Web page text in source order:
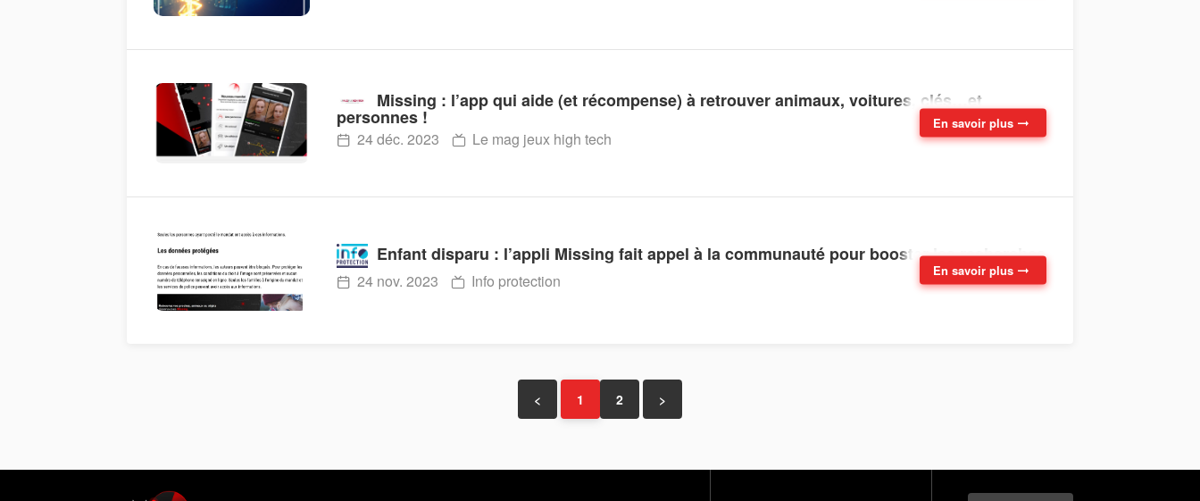
Missing : l’app qui aide (et récompense) à retrouver animaux, voitures, clés…et
personnes !
24 déc. 2023 Le mag jeux high tech
En savoir plus
Enfant disparu : l’appli Missing fait appel à la communauté pour booster les recherches
24 nov. 2023 Info protection
En savoir plus
< 1 2 >